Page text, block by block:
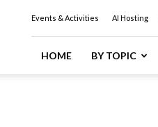
Events & Activities AI Hosting
HOME BY TOPIC